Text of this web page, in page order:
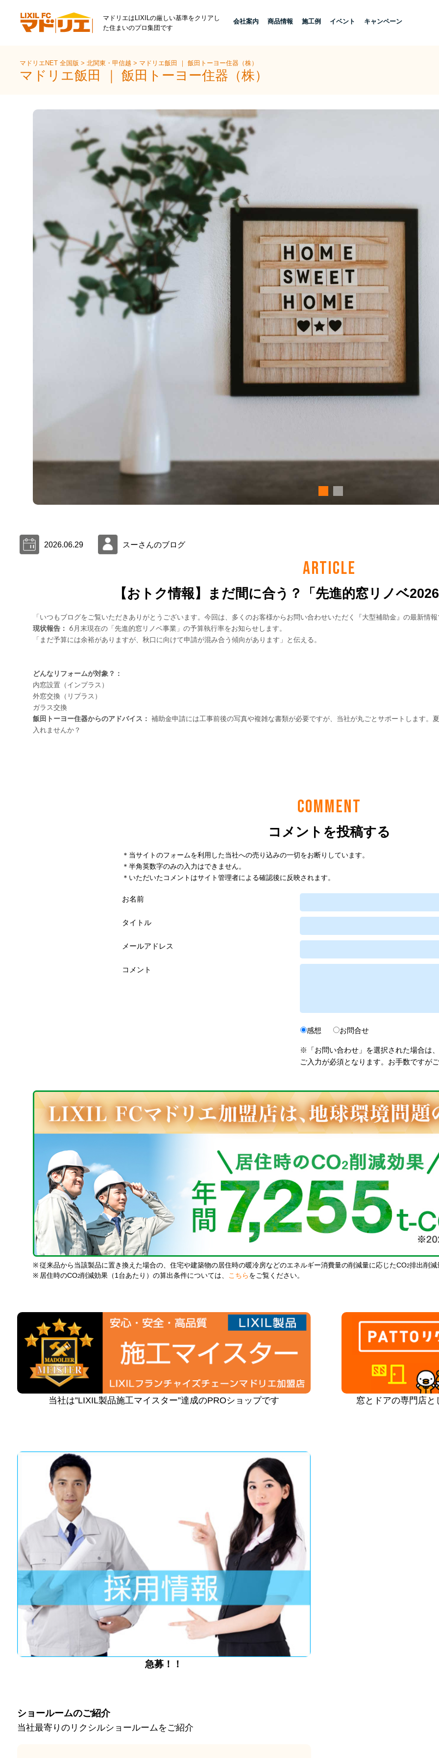
マドリエはLIXILの厳しい基準をクリアし
た住まいのプロ集団です
会社案内 商品情報 施工例 イベント キャンペーン
マドリエNET 全国版>北関東・甲信越> マドリエ飯田 ｜ 飯田トーヨー住器（株）
マドリエ飯田 ｜ 飯田トーヨー住器（株）
2026.06.29 スーさんのブログ
ARTICLE
【おトク情報】まだ間に合う？「先進的窓リノベ
COMMENT
コメントを投稿する
＊当サイトのフォームを利用した当社への売り込みの一切をお断りしています。
＊半角英数字のみの入力はできません。
＊いただいたコメントはサイト管理者による確認後に反映されます。
お名前
タイトル
メールアドレス
コメント
感想 お問合せ
※「お問い合わせ」を選択された場合は
ご入力が必須となります。お手数ですが
※ 従来品から当該製品に置き換えた場合の、住宅や建築物の居住時の暖冷房などのエネルギー消費量の削減量に応じたCO2排出削減
※ 居住時のCO2削減効果（1台あたり）の算出条件については、 こちら をご覧ください。
当社は”LIXIL製品施工マイスター”達成のPROショップです 窓とドアの専門店
急募！！
ショールームのご紹介
当社最寄りのリクシルショールームをご紹介